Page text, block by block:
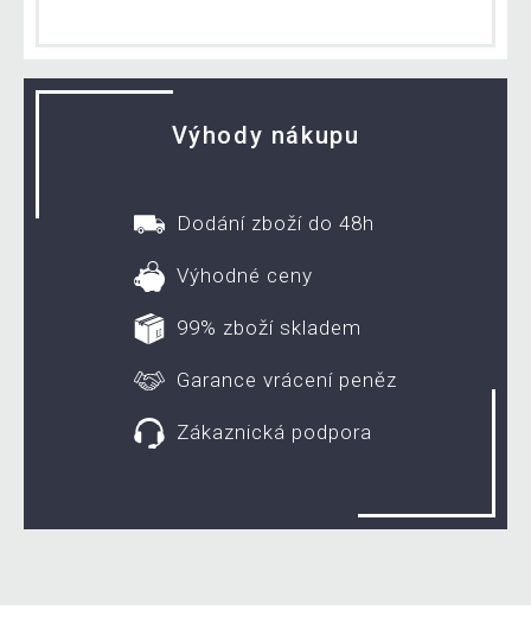
Výhody nákupu
Dodání zboží do 48h
Výhodné ceny
99% zboží skladem
Garance vrácení peněz
Zákaznická podpora